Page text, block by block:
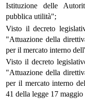
Istituzione delle
pubblica utilità";
Visto il decreto
"Attuazione della
per il mercato interno
Visto il decreto
"Attuazione della
per il mercato interno
41 della legge 17